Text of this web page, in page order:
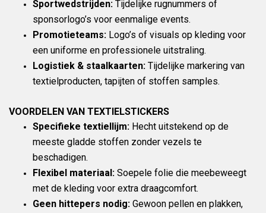
Sportwedstrijden: Tijdelijke rugnummers of
sponsorlogo’s voor eenmalige events.
Promotieteams: Logo’s of visuals op kleding voor
een uniforme en professionele uitstraling.
Logistiek & staalkaarten: Tijdelijke markering van
textielproducten, tapijten of stoffen samples.
VOORDELEN VAN TEXTIELSTICKERS
Specifieke textiellijm: Hecht uitstekend op de
meeste gladde stoffen zonder vezels te
beschadigen.
Flexibel materiaal: Soepele folie die meebeweegt
met de kleding voor extra draagcomfort.
Geen hittepers nodig: Gewoon pellen en plakken,